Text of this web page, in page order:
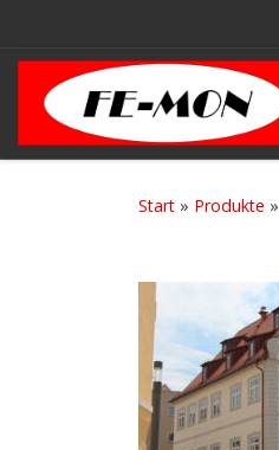
Start » Produkte »